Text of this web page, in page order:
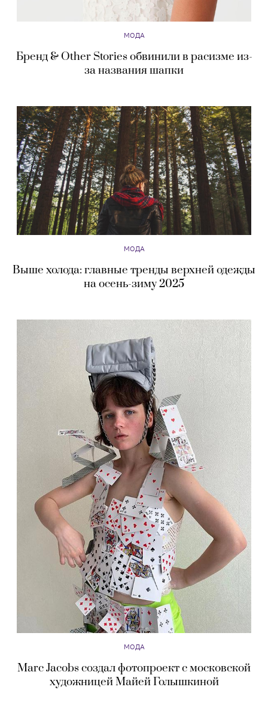
МОДА
Бренд & Other Stories обвинили в расизме из-
за названия шапки
МОДА
Выше холода: главные тренды верхней одежды
на осень-зиму 2025
МОДА
Marc Jacobs создал фотопроект с московской
художницей Майей Голышкиной